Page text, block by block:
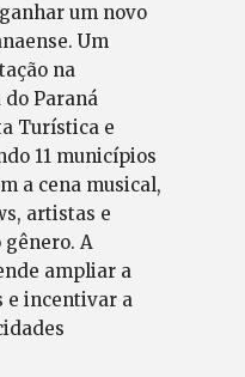
um novo
Um
na
Paraná
Turística e
11 municípios
a cena musical,
artistas e
A
ampliar a
e incentivar a